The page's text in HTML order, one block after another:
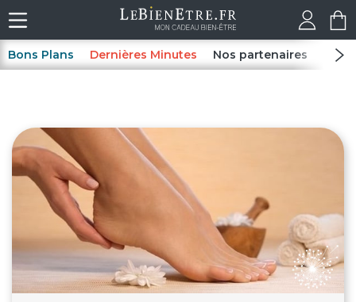
Bons Plans Dernières Minutes Nos partenaires Spas